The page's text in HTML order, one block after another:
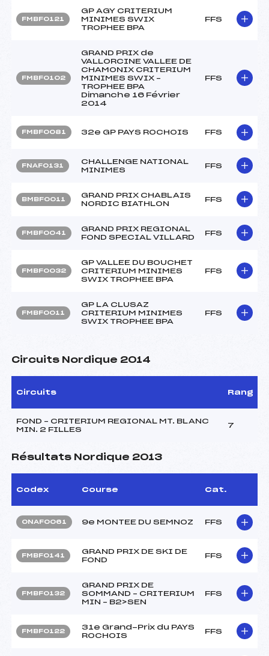
FMBF0121
GP AGY CRITERIUM
MINIMES SWIX
TROPHEE BPA
FFS
FMBF0102
GRAND PRIX de
VALLORCINE VALLEE DE
CHAMONIX CRITERIUM
MINIMES SWIX –
TROPHEE BPA
Dimanche 16 Février
2014
FFS
FMBF0081 32e GP PAYS ROCHOIS FFS
FNAF0131
CHALLENGE NATIONAL
MINIMES
FFS
BMBF0011
GRAND PRIX CHABLAIS
NORDIC BIATHLON
FFS
FMBF0041
GRAND PRIX REGIONAL
FOND SPECIAL VILLARD
FFS
FMBF0032
GP VALLEE DU BOUCHET
CRITERIUM MINIMES
SWIX TROPHEE BPA
FFS
FMBF0011
GP LA CLUSAZ
CRITERIUM MINIMES
SWIX TROPHEE BPA
FFS
Circuits Nordique 2014
Circuits Rang
FOND – CRITERIUM REGIONAL MT. BLANC
MIN. 2 FILLES
7
Résultats Nordique 2013
Codex Course Cat.
ONAF0061 9e MONTEE DU SEMNOZ FFS
FMBF0141
GRAND PRIX DE SKI DE
FOND
FFS
FMBF0132
GRAND PRIX DE
SOMMAND – CRITERIUM
MIN – B2>SEN
FFS
FMBF0122
31e Grand-Prix du PAYS
ROCHOIS
FFS